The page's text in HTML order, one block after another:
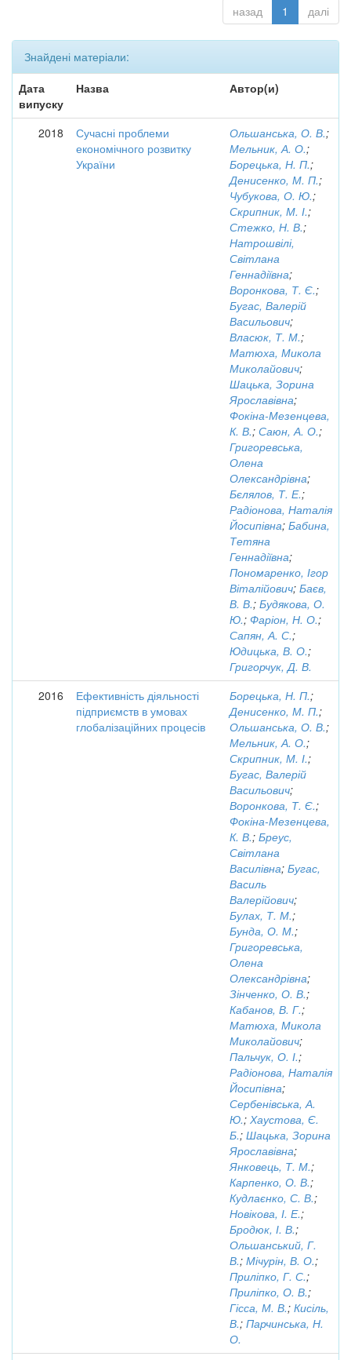
назад 1 далі
Знайдені матеріали:
Дата
випуску
Назва Автор(и)
2018
Сучасні проблеми
економічного розвитку
України
Ольшанська, О. В.;
Мельник, А. О.;
Борецька, Н. П.;
Денисенко, М. П.;
Чубукова, О. Ю.;
Скрипник, М. І.;
Стежко, Н. В.;
Натрошвілі,
Світлана
Геннадіївна;
Воронкова, Т. Є.;
Бугас, Валерій
Васильович;
Власюк, Т. М.;
Матюха, Микола
Миколайович;
Шацька, Зорина
Ярославівна;
Фокіна-Мезенцева,
К. В.; Саюн, А. О.;
Григоревська,
Олена
Олександрівна;
Бєлялов, Т. Е.;
Радіонова, Наталія
Йосипівна; Бабина,
Тетяна
Геннадіївна;
Пономаренко, Ігор
Віталійович; Баєв,
В. В.; Будякова, О.
Ю.; Фаріон, Н. О.;
Сапян, А. С.;
Юдицька, В. О.;
Григорчук, Д. В.
2016
Ефективність діяльності
підприємств в умовах
глобалізаційних процесів
Борецька, Н. П.;
Денисенко, М. П.;
Ольшанська, О. В.;
Мельник, А. О.;
Скрипник, М. І.;
Бугас, Валерій
Васильович;
Воронкова, Т. Є.;
Фокіна-Мезенцева,
К. В.; Бреус,
Світлана
Василівна; Бугас,
Василь
Валерійович;
Булах, Т. М.;
Бунда, О. М.;
Григоревська,
Олена
Олександрівна;
Зінченко, О. В.;
Кабанов, В. Г.;
Матюха, Микола
Миколайович;
Пальчук, О. І.;
Радіонова, Наталія
Йосипівна;
Сербенівська, А.
Ю.; Хаустова, Є.
Б.; Шацька, Зорина
Ярославівна;
Янковець, Т. М.;
Карпенко, О. В.;
Кудлаєнко, С. В.;
Новікова, І. Е.;
Бродюк, І. В.;
Ольшанський, Г.
В.; Мічурін, В. О.;
Приліпко, Г. С.;
Приліпко, О. В.;
Гісса, М. В.; Кисіль,
В.; Парчинська, Н.
О.